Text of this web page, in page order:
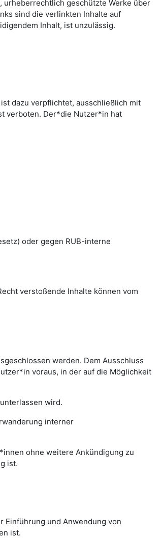
geschützte Werke über
sind die verlinkten Inhalte auf
Inhalt, ist unzulässig.
dazu verpflichtet, ausschließlich mit
verboten. Der*die Nutzer*in hat
oder gegen RUB-interne
verstoßende Inhalte können vom
werden. Dem Ausschluss
voraus, in der auf die Möglichkeit
wird.
interner
ohne weitere Ankündigung zu
ist.
Einführung und Anwendung von
ist.